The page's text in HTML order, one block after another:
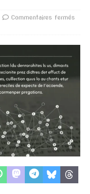
Commentaires fermés